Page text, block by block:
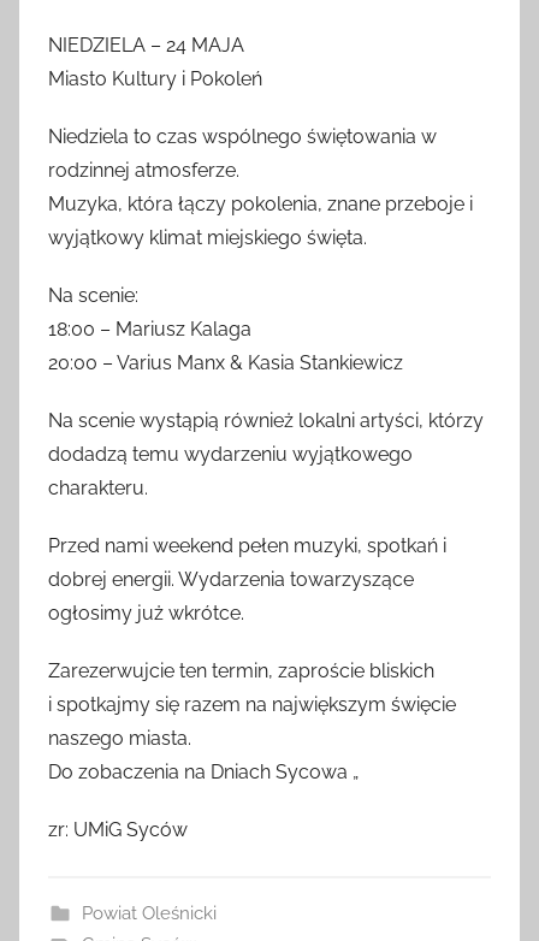
NIEDZIELA – 24 MAJA
Miasto Kultury i Pokoleń
Niedziela to czas wspólnego świętowania w
rodzinnej atmosferze.
Muzyka, która łączy pokolenia, znane przeboje i
wyjątkowy klimat miejskiego święta.
Na scenie:
18:00 – Mariusz Kalaga
20:00 – Varius Manx & Kasia Stankiewicz
Na scenie wystąpią również lokalni artyści, którzy
dodadzą temu wydarzeniu wyjątkowego
charakteru.
Przed nami weekend pełen muzyki, spotkań i
dobrej energii. Wydarzenia towarzyszące
ogłosimy już wkrótce.
Zarezerwujcie ten termin, zaproście bliskich
i spotkajmy się razem na największym święcie
naszego miasta.
Do zobaczenia na Dniach Sycowa „
zr: UMiG Syców
Powiat Oleśnicki